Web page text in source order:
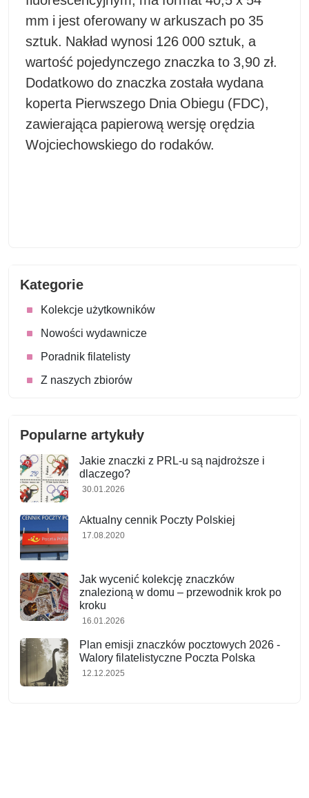
mm i jest oferowany w arkuszach po 35
sztuk. Nakład wynosi 126 000 sztuk, a
wartość pojedynczego znaczka to 3,90 zł.
Dodatkowo do znaczka została wydana
koperta Pierwszego Dnia Obiegu (FDC),
zawierająca papierową wersję orędzia
Wojciechowskiego do rodaków.
Kategorie
Kolekcje użytkowników
Nowości wydawnicze
Poradnik filatelisty
Z naszych zbiorów
Popularne artykuły
Jakie znaczki z PRL-u są najdroższe i
dlaczego?
30.01.2026
Aktualny cennik Poczty Polskiej
17.08.2020
Jak wycenić kolekcję znaczków
znalezioną w domu – przewodnik krok po
kroku
16.01.2026
Plan emisji znaczków pocztowych 2026 -
Walory filatelistyczne Poczta Polska
12.12.2025